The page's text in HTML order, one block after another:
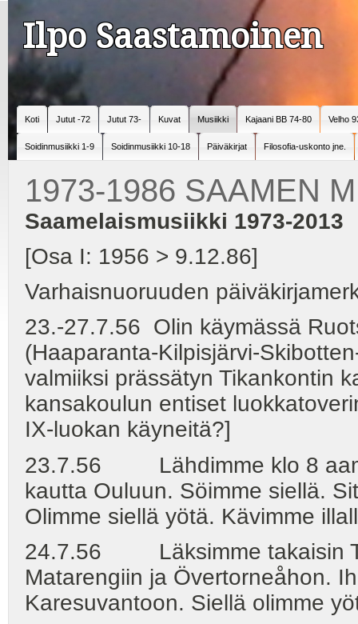
Ilpo Saastamoinen
Koti Jutut -72 Jutut 73- Kuvat Musiikki Kajaani BB 74-80 Velho
Soidinmusiikki 1-9 Soidinmusiikki 10-18 Päiväkirjat Filosofia-uskonto jne.
1973-1986 SAAMEN
Saamelaismusiikki 1973-2013
[Osa I: 1956 > 9.12.86]
Varhaisnuoruuden
23.-27.7.56 Olin käymässä
(Haaparanta-Kilpisjärvi-
valmiiksi prässätyn Tikankontin
kansakoulun entiset
IX-luokan käyneitä?]
23.7.56 Lähdimme klo 8
kautta Ouluun. Söimme siellä.
Olimme siellä yötä. Kävimme
24.7.56 Läksimme takaisin
Matarengiin ja Övertorneåhon.
Karesuvantoon. Siellä olimme